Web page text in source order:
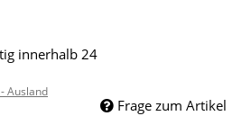
innerhalb 24
Ausland
Frage zum Artikel